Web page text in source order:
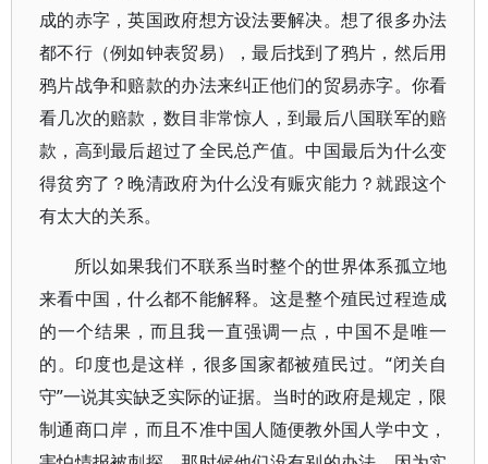
成的赤字，英国政府想方设法要解决。想了很多办法
都不行（例如钟表贸易），最后找到了鸦片，然后用
鸦片战争和赔款的办法来纠正他们的贸易赤字。你看
看几次的赔款，数目非常惊人，到最后八国联军的赔
款，高到最后超过了全民总产值。中国最后为什么变
得贫穷了？晚清政府为什么没有赈灾能力？就跟这个
有太大的关系。
所以如果我们不联系当时整个的世界体系孤立地
来看中国，什么都不能解释。这是整个殖民过程造成
的一个结果，而且我一直强调一点，中国不是唯一
的。印度也是这样，很多国家都被殖民过。“闭关自
守”一说其实缺乏实际的证据。当时的政府是规定，限
制通商口岸，而且不准中国人随便教外国人学中文，